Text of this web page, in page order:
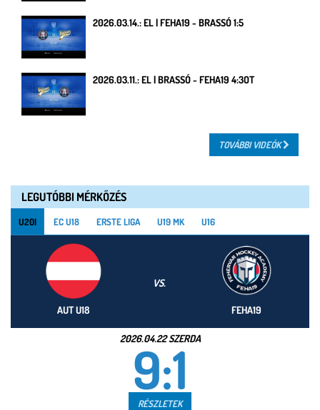
2026.03.14.: EL | FEHA19 - BRASSÓ 1:5
2026.03.11.: EL | BRASSÓ - FEHA19 4:3OT
TOVÁBBI VIDEÓK
LEGUTÓBBI MÉRKŐZÉS
U20I EC U18 ERSTE LIGA U19 MK U16
AUT U18
VS.
FEHA19
2026.04.22 SZERDA
9:1
RÉSZLETEK